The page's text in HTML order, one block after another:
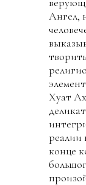
Ангел,
Хуат
реалии
конце